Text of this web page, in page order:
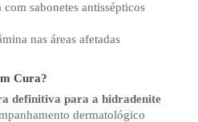
sabonetes antissépticos
nas áreas afetadas
Cura?
definitiva para a hidradenite
dermatológico